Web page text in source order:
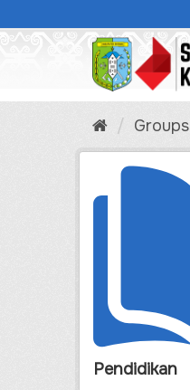
to
Groups
Pendidikan